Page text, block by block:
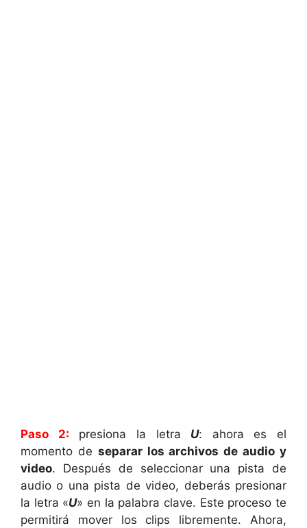
Paso 2: presiona la letra U: ahora es el
momento de separar los archivos de audio y
video. Después de seleccionar una pista de
audio o una pista de video, deberás presionar
la letra «U» en la palabra clave. Este proceso te
permitirá mover los clips libremente. Ahora,